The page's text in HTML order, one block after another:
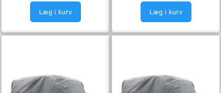
Læg i kurv Læg i kurv